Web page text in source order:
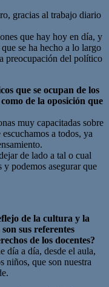
gracias al trabajo diario
que hay hoy en día, y
se ha hecho a lo largo
preocupación del político
que se ocupan de los
de la oposición que
muy capacitadas sobre
a todos, ya
de lado a tal o cual
podemos asegurar que
de la cultura y la
sus referentes
de los docentes?
día a día, desde el aula,
niños, que son nuestra